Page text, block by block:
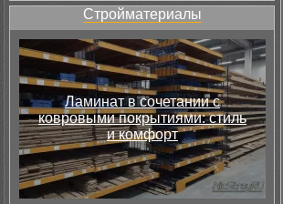
Стройматериалы
Ламинат в сочетании с
ковровыми покрытиями: стиль
и комфорт